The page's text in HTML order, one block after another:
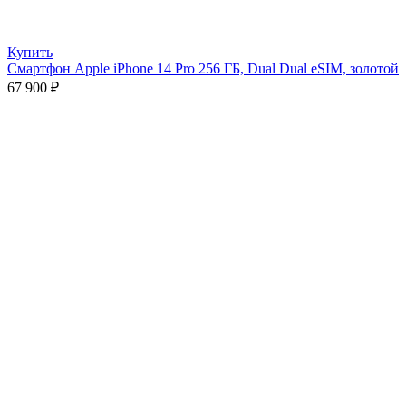
Купить
Смартфон Apple iPhone 14 Pro 256 ГБ, Dual Dual eSIM, золотой
67 900 ₽